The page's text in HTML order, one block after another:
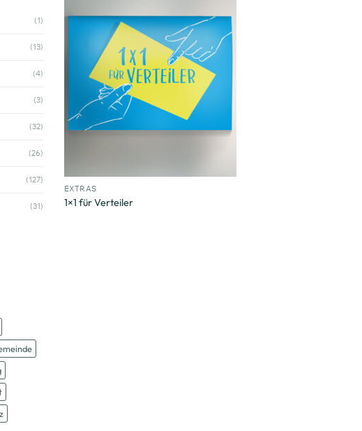
(1)
(13)
(4)
(3)
(32)
(26)
(127)
(31)
Merkzettel
hinzufügen
EXTRAS
1×1 für Verteiler